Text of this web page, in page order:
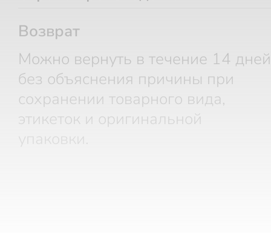
Возврат
Можно вернуть в течение 14 дней
без объяснения причины при
сохранении товарного вида,
этикеток и оригинальной